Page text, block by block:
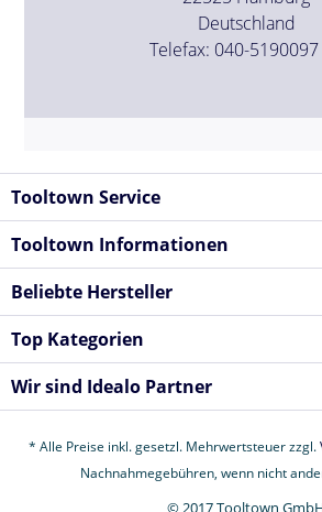
Deutschland
Telefax: 040-
Tooltown Service
Tooltown Informationen
Beliebte Hersteller
Top Kategorien
Wir sind Idealo Partner
* Alle Preise inkl. gesetzl. Mehrwertsteuer zzgl.
Nachnahmegebühren, wenn nicht
© 2017 Tooltown